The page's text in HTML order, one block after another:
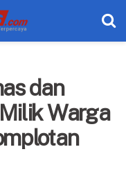
dan
Warga